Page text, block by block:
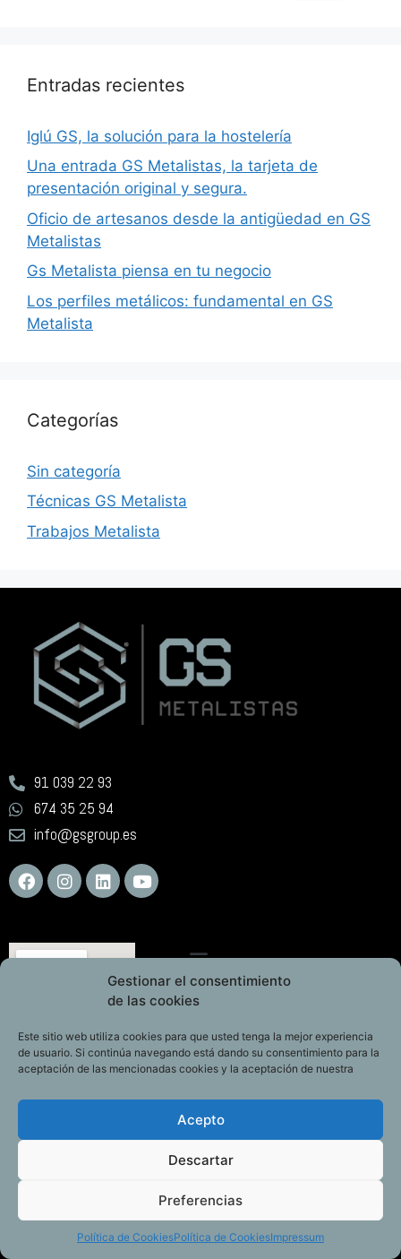
Gestionar el consentimiento
de las cookies
Este sitio web utiliza cookies para que usted tenga la mejor experiencia
de usuario. Si continúa navegando está dando su consentimiento para la
aceptación de las mencionadas cookies y la aceptación de nuestra
Acepto
Descartar
Preferencias
Política de CookiesPolítica de CookiesImpressum
Entradas recientes
Iglú GS, la solución para la hostelería
Una entrada GS Metalistas, la tarjeta de
presentación original y segura.
Oficio de artesanos desde la antigüedad en GS
Metalistas
Gs Metalista piensa en tu negocio
Los perfiles metálicos: fundamental en GS
Metalista
Categorías
Sin categoría
Técnicas GS Metalista
Trabajos Metalista
91 039 22 93
674 35 25 94
info@gsgroup.es